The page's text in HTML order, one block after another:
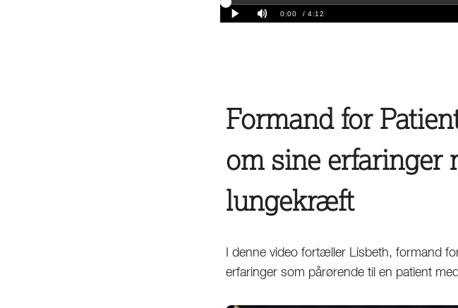
Formand for
om sine erfaringer
lungekræft
I denne video fortæller Lisbeth, formand
erfaringer som pårørende til en patient